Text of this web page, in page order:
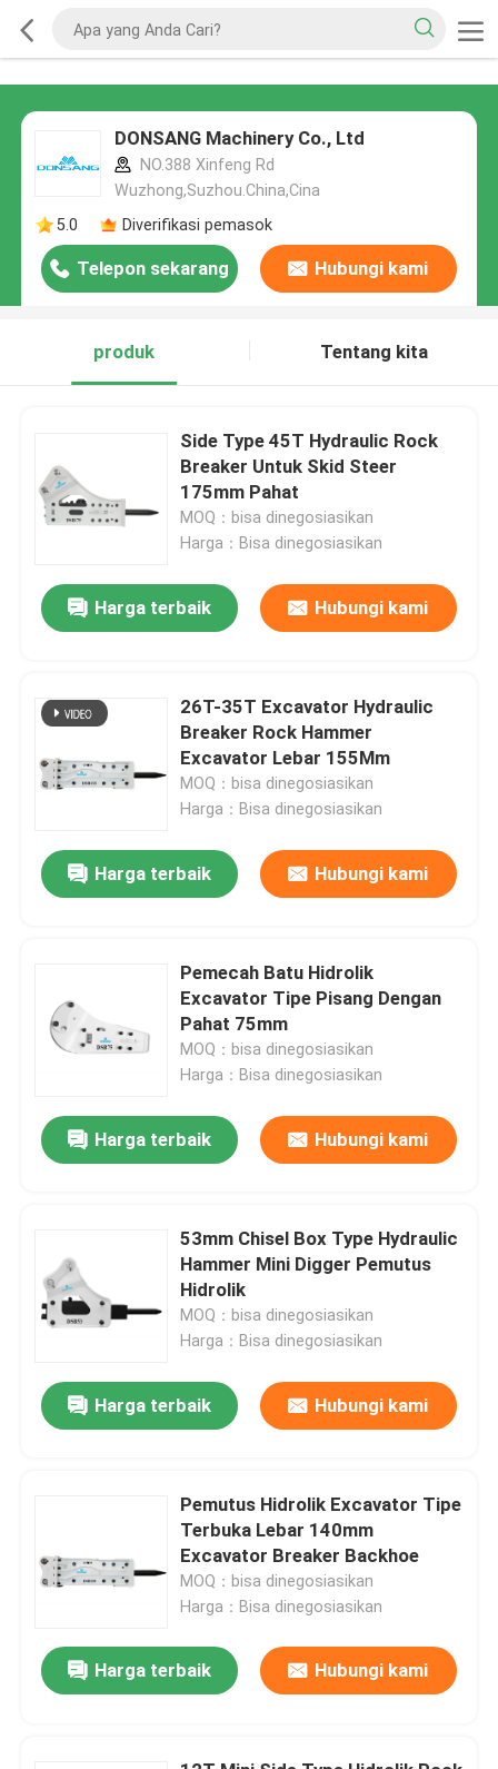
DONSANG Machinery Co., Ltd
NO.388 Xinfeng Rd
Wuzhong,Suzhou.China,Cina
5.0
Diverifikasi pemasok
Telepon sekarang Hubungi kami
produk Tentang kita
Side Type 45T Hydraulic Rock
Breaker Untuk Skid Steer
175mm Pahat
MOQ：bisa dinegosiasikan
Harga：Bisa dinegosiasikan
Harga terbaik Hubungi kami
26T-35T Excavator Hydraulic
Breaker Rock Hammer
Excavator Lebar 155Mm
MOQ：bisa dinegosiasikan
Harga：Bisa dinegosiasikan
Harga terbaik Hubungi kami
Pemecah Batu Hidrolik
Excavator Tipe Pisang Dengan
Pahat 75mm
MOQ：bisa dinegosiasikan
Harga：Bisa dinegosiasikan
Harga terbaik Hubungi kami
53mm Chisel Box Type Hydraulic
Hammer Mini Digger Pemutus
Hidrolik
MOQ：bisa dinegosiasikan
Harga：Bisa dinegosiasikan
Harga terbaik Hubungi kami
Pemutus Hidrolik Excavator Tipe
Terbuka Lebar 140mm
Excavator Breaker Backhoe
MOQ：bisa dinegosiasikan
Harga：Bisa dinegosiasikan
Harga terbaik Hubungi kami